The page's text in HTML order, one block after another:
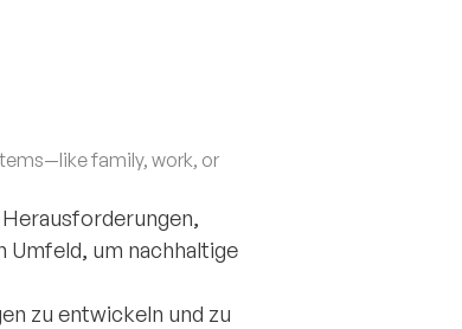
family, work, or
Umfeld, um nachhaltige
zu entwickeln und zu